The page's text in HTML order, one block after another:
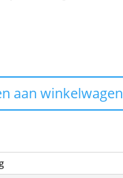
aan winkelwagen